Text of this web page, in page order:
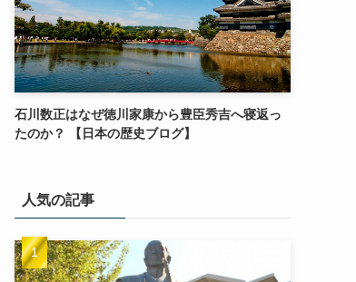
石川数正はなぜ徳川家康から豊臣秀吉へ寝返っ
たのか？ 【日本の歴史ブログ】
人気の記事